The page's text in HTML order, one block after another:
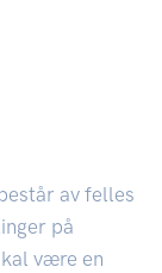
av felles
på
være en